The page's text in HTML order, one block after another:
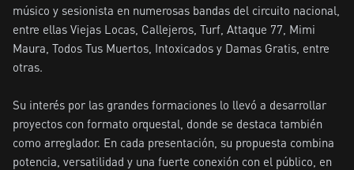
músico y sesionista en numerosas bandas del circuito nacional,
entre ellas Viejas Locas, Callejeros, Turf, Attaque 77, Mimi
Maura, Todos Tus Muertos, Intoxicados y Damas Gratis, entre
otras.
Su interés por las grandes formaciones lo llevó a desarrollar
proyectos con formato orquestal, donde se destaca también
como arreglador. En cada presentación, su propuesta combina
potencia, versatilidad y una fuerte conexión con el público, en